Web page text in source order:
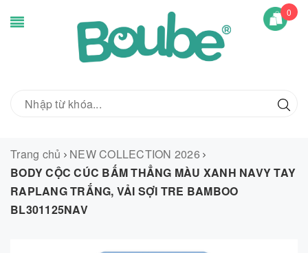
0
Trang chủ
NEW COLLECTION 2026
BODY CỘC CÚC BẤM THẲNG MÀU XANH NAVY TAY
RAPLANG TRẮNG, VẢI SỢI TRE BAMBOO
BL301125NAV